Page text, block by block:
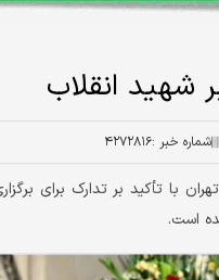
شهید انقلاب
شماره خبر :۴۲۷۲۸۱۶
با تأکید بر تدارک برای
است.